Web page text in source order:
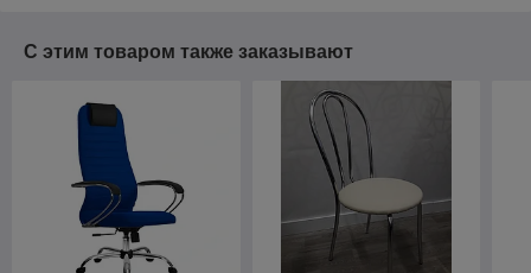
С этим товаром также заказывают